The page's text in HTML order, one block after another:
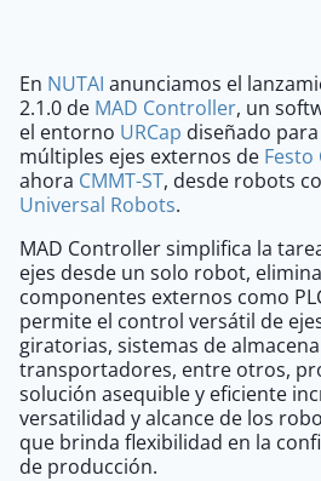
En NUTAI anunciamos el
2.1.0 de MAD Controller, un
el entorno URCap diseñado
múltiples ejes externos de Festo
ahora CMMT-ST, desde robots
Universal Robots.
MAD Controller simplifica la
ejes desde un solo robot,
componentes externos como
permite el control versátil de
giratorias, sistemas de
transportadores, entre otros,
solución asequible y eficiente
versatilidad y alcance de los
que brinda flexibilidad en la
de producción.